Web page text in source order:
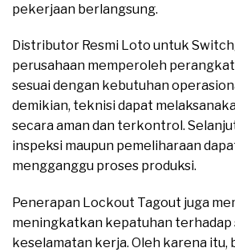
pekerjaan berlangsung.
Distributor Resmi Loto untuk
perusahaan memperoleh
sesuai dengan kebutuhan
demikian, teknisi dapat
secara aman dan terkontrol.
inspeksi maupun pemeliharaan
mengganggu proses produksi.
Penerapan Lockout Tagout juga
meningkatkan kepatuhan terhadap
keselamatan kerja. Oleh karena itu,